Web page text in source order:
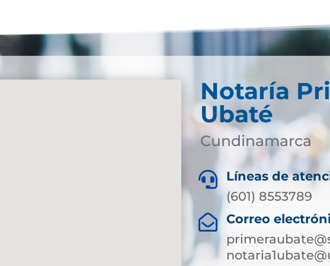
Notaría
Ubaté
Cundinamarca

Líneas de
(601) 8553789

Correo